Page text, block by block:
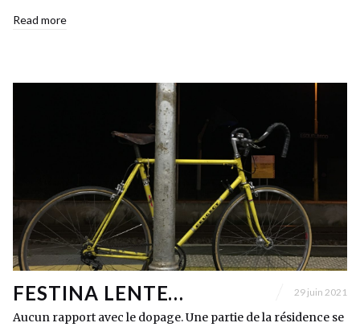
Read more
FESTINA LENTE… 29 juin 2021
Aucun rapport avec le dopage. Une partie de la résidence se